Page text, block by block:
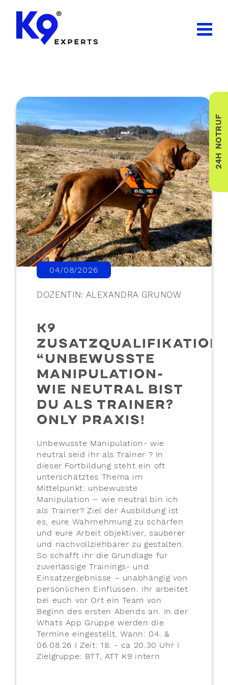
24H NOTRUF
DOZENTIN: ALEXANDRA GRUNOW
04/08/2026
K9
ZUSATZQUALIFIKATION:
“UNBEWUSSTE
MANIPULATION-
WIE NEUTRAL BIST
DU ALS TRAINER?
ONLY PRAXIS!
Unbewusste Manipulation- wie
neutral seid ihr als Trainer ? In
dieser Fortbildung steht ein oft
unterschätztes Thema im
Mittelpunkt: unbewusste
Manipulation – wie neutral bin ich
als Trainer? Ziel der Ausbildung ist
es, eure Wahrnehmung zu schärfen
und eure Arbeit objektiver, sauberer
und nachvollziehbarer zu gestalten.
So schafft ihr die Grundlage für
zuverlässige Trainings- und
Einsatzergebnisse – unabhängig von
persönlichen Einflüssen. Ihr arbeitet
bei euch vor Ort ein Team von
Beginn des ersten Abends an. In der
Whats App Gruppe werden die
Termine eingestellt. Wann: 04. &
06.08.26 I Zeit: 18. - ca 20.30 Uhr I
Zielgruppe: BTT, ATT K9 intern